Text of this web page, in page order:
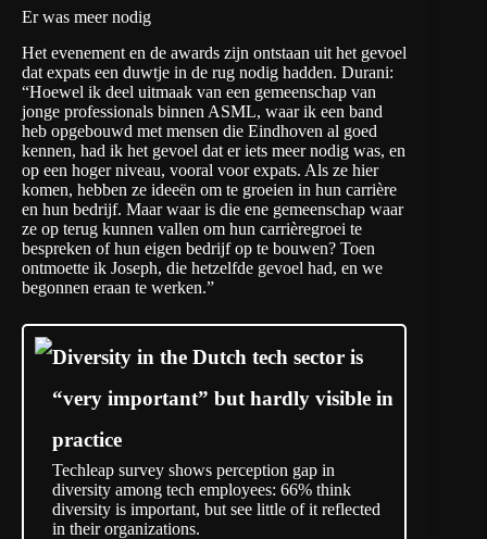
Er was meer nodig
Het evenement en de awards zijn ontstaan uit het gevoel
dat expats een duwtje in de rug nodig hadden. Durani:
“Hoewel ik deel uitmaak van een gemeenschap van
jonge professionals binnen ASML, waar ik een band
heb opgebouwd met mensen die Eindhoven al goed
kennen, had ik het gevoel dat er iets meer nodig was, en
op een hoger niveau, vooral voor expats. Als ze hier
komen, hebben ze ideeën om te groeien in hun carrière
en hun bedrijf. Maar waar is die ene gemeenschap waar
ze op terug kunnen vallen om hun carrièregroei te
bespreken of hun eigen bedrijf op te bouwen? Toen
ontmoette ik Joseph, die hetzelfde gevoel had, en we
begonnen eraan te werken.”
Diversity in the Dutch tech sector is
“very important” but hardly visible in
practice
Techleap survey shows perception gap in
diversity among tech employees: 66% think
diversity is important, but see little of it reflected
in their organizations.